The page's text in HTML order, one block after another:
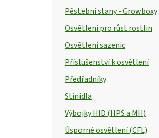
Pěstební stany - Growboxy
Osvětlení pro růst rostlin
Osvětlení sazenic
Příslušenství k osvětlení
Předřadníky
Stínidla
Výbojky HID (HPS a MH)
Úsporné osvětlení (CFL)